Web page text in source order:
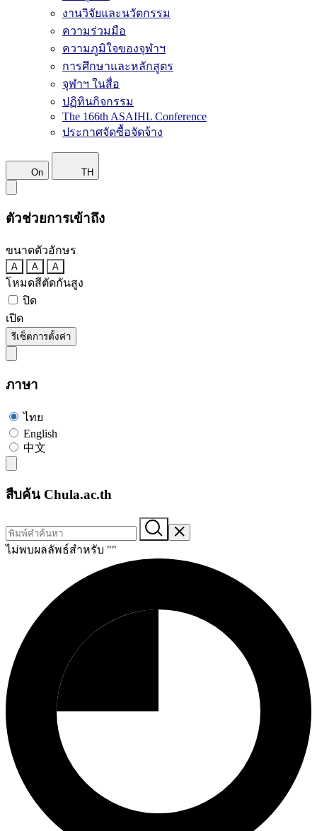
งานวิจัยและนวัตกรรม
ความร่วมมือ
ความภูมิใจของจุฬาฯ
การศึกษาและหลักสูตร
จุฬาฯ ในสื่อ
ปฏิทินกิจกรรม
The 166th ASAIHL Conference
ประกาศจัดซื้อจัดจ้าง
On TH
ตัวช่วยการเข้าถึง
ขนาดตัวอักษร
A A A
โหมดสีตัดกันสูง
ปิด
เปิด
รีเซ็ตการตั้งค่า
ภาษา
ไทย
English
中文
สืบค้น Chula.ac.th
ไม่พบผลลัพธ์สำหรับ ""